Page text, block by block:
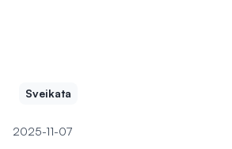
Sveikata
2025-11-07